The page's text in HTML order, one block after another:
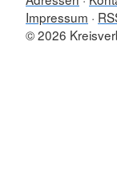
Impressum
© 2026